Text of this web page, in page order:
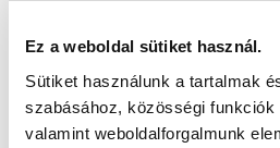
Ez a weboldal sütiket használ.
Sütiket használunk a tartalmak
szabásához, közösségi funkciók
valamint weboldalforgalmunk